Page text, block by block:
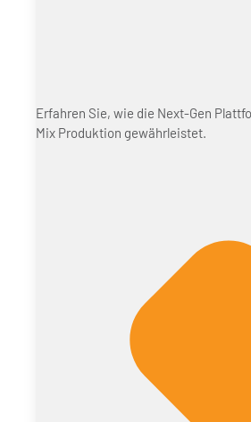
Erfahren Sie, wie die Next-Gen
Mix Produktion gewährleistet.